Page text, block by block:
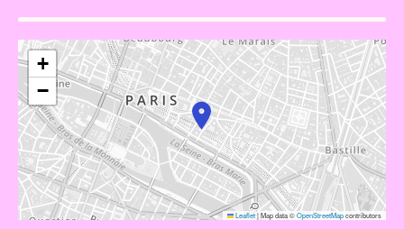
+
−
Leaflet|Map data ©OpenStreetMapcontributors